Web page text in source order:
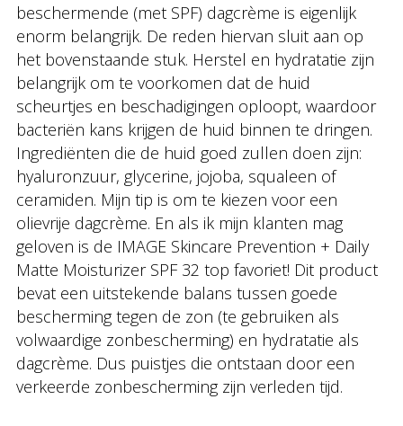
beschermende (met SPF) dagcrème is eigenlijk
enorm belangrijk. De reden hiervan sluit aan op
het bovenstaande stuk. Herstel en hydratatie zijn
belangrijk om te voorkomen dat de huid
scheurtjes en beschadigingen oploopt, waardoor
bacteriën kans krijgen de huid binnen te dringen.
Ingrediënten die de huid goed zullen doen zijn:
hyaluronzuur, glycerine, jojoba, squaleen of
ceramiden. Mijn tip is om te kiezen voor een
olievrije dagcrème. En als ik mijn klanten mag
geloven is de IMAGE Skincare Prevention + Daily
Matte Moisturizer SPF 32 top favoriet! Dit product
bevat een uitstekende balans tussen goede
bescherming tegen de zon (te gebruiken als
volwaardige zonbescherming) en hydratatie als
dagcrème. Dus puistjes die ontstaan door een
verkeerde zonbescherming zijn verleden tijd.